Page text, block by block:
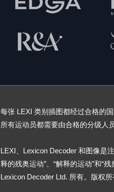
每张 LEXI 类别插图都经过合格的
所有运动员都需要由合格的分级人
LEXI、Lexicon Decoder 和图像是
释的残奥运动”、“解释的运动”和“
Lexicon Decoder Ltd. 所有。版权所